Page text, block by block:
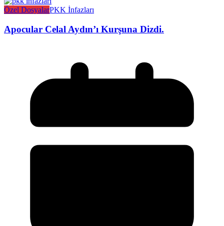
Özel DosyalarPKK İnfazları
Apocular Celal Aydın’ı Kurşuna Dizdi.